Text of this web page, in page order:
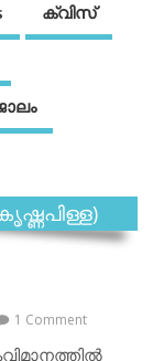
ക്വിസ്
1 Comment